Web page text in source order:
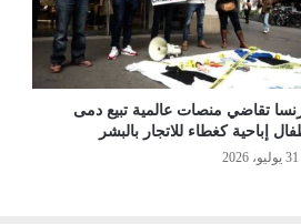
تقاضي منصات عالمية تبيع دمى
إباحية كغطاء للاتجار بالبشر
31 يوليو، 2026